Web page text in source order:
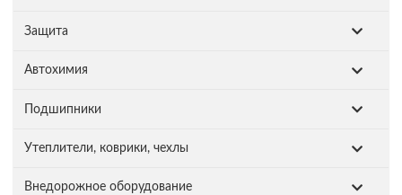
Защита
Автохимия
Подшипники
Утеплители, коврики, чехлы
Внедорожное оборудование